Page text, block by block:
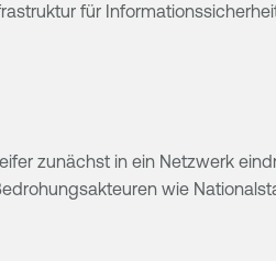
für
zunächst in ein Netzwerk
wie